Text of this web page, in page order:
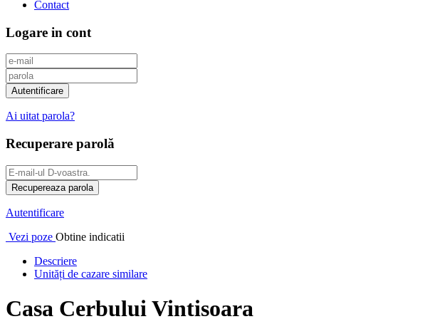
Contact
Logare in cont
Ai uitat parola?
Recuperare parolă
Autentificare
Vezi poze Obtine indicatii
Descriere
Unități de cazare similare
Casa Cerbului Vintisoara